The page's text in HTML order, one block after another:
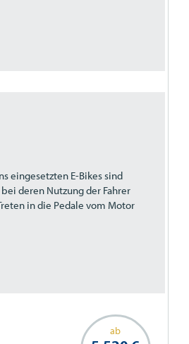
eingesetzten E-Bikes sind
deren Nutzung der Fahrer
in die Pedale vom Motor
ab